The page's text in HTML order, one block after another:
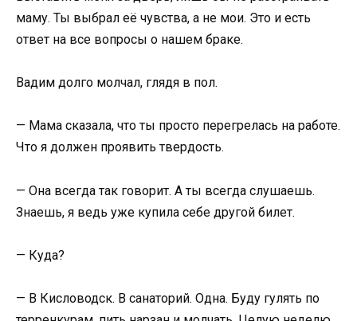
маму. Ты выбрал её чувства, а не мои. Это и есть
ответ на все вопросы о нашем браке.
Вадим долго молчал, глядя в пол.
— Мама сказала, что ты просто перегрелась на работе.
Что я должен проявить твердость.
— Она всегда так говорит. А ты всегда слушаешь.
Знаешь, я ведь уже купила себе другой билет.
— Куда?
— В Кисловодск. В санаторий. Одна. Буду гулять по